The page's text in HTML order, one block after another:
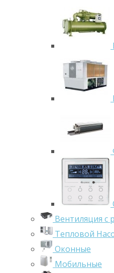
Вентиляция с
Тепловой
Оконные
Мобильные